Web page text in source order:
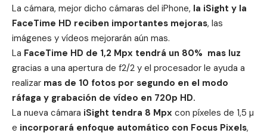
La cámara, mejor dicho cámaras del iPhone, la iSight y la
FaceTime HD reciben importantes mejoras, las
imágenes y vídeos mejorarán aún mas.
La FaceTime HD de 1,2 Mpx tendrá un 80% mas luz
gracias a una apertura de f2/2 y el procesador le ayuda a
realizar mas de 10 fotos por segundo en el modo
ráfaga y grabación de vídeo en 720p HD.
La nueva cámara iSight tendra 8 Mpx con píxeles de 1,5 µ
e incorporará enfoque automático con Focus Pixels,